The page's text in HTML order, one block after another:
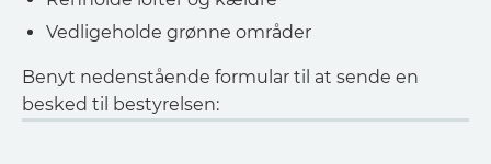
Vedligeholde grønne områder
Benyt nedenstående formular til at sende en
besked til bestyrelsen: